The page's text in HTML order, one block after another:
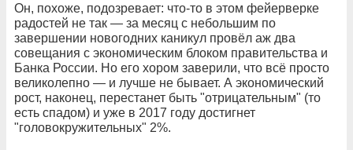
Он, похоже, подозревает: что-то в этом фейерверке
радостей не так — за месяц с небольшим по
завершении новогодних каникул провёл аж два
совещания с экономическим блоком правительства и
Банка России. Но его хором заверили, что всё просто
великолепно — и лучше не бывает. А экономический
рост, наконец, перестанет быть "отрицательным" (то
есть спадом) и уже в 2017 году достигнет
"головокружительных" 2%.